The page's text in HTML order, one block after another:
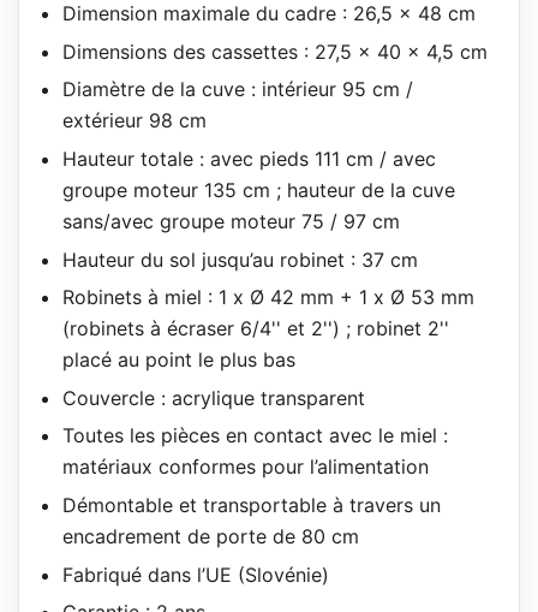
Dimension maximale du cadre : 26,5 x 48 cm
Dimensions des cassettes : 27,5 x 40 x 4,5 cm
Diamètre de la cuve : intérieur 95 cm /
extérieur 98 cm
Hauteur totale : avec pieds 111 cm / avec
groupe moteur 135 cm ; hauteur de la cuve
sans/avec groupe moteur 75 / 97 cm
Hauteur du sol jusqu’au robinet : 37 cm
Robinets à miel : 1 x Ø 42 mm + 1 x Ø 53 mm
(robinets à écraser 6/4'' et 2'') ; robinet 2''
placé au point le plus bas
Couvercle : acrylique transparent
Toutes les pièces en contact avec le miel :
matériaux conformes pour l’alimentation
Démontable et transportable à travers un
encadrement de porte de 80 cm
Fabriqué dans l’UE (Slovénie)